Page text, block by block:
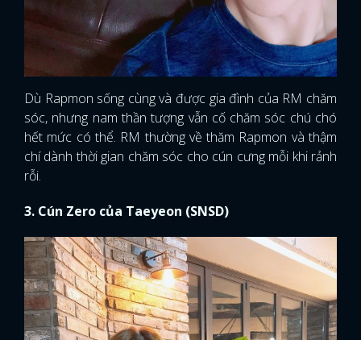
Dù Rapmon sống cùng và được gia đình của RM chăm
sóc, nhưng nam thần tượng vẫn cố chăm sóc chú chó
hết mức có thể. RM thường về thăm Rapmon và thậm
chí dành thời gian chăm sóc cho cún cưng mỗi khi rảnh
rỗi.
3. Cún Zero của Taeyeon (SNSD)